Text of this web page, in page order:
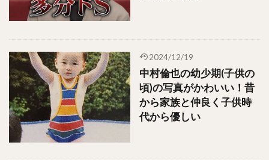
2024/12/19
中村倫也の幼少期(子供の
頃)の写真がかわいい！昔
から家族と仲良く子供時
代から優しい